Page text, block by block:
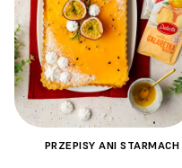
PRZEPISY ANI STARMACH